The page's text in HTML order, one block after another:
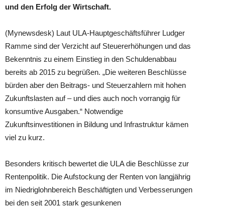
und den Erfolg der Wirtschaft.
(Mynewsdesk) Laut ULA-Hauptgeschäftsführer Ludger
Ramme sind der Verzicht auf Steuererhöhungen und das
Bekenntnis zu einem Einstieg in den Schuldenabbau
bereits ab 2015 zu begrüßen. „Die weiteren Beschlüsse
bürden aber den Beitrags- und Steuerzahlern mit hohen
Zukunftslasten auf – und dies auch noch vorrangig für
konsumtive Ausgaben.“ Notwendige
Zukunftsinvestitionen in Bildung und Infrastruktur kämen
viel zu kurz.
Besonders kritisch bewertet die ULA die Beschlüsse zur
Rentenpolitik. Die Aufstockung der Renten von langjährig
im Niedriglohnbereich Beschäftigten und Verbesserungen
bei den seit 2001 stark gesunkenen